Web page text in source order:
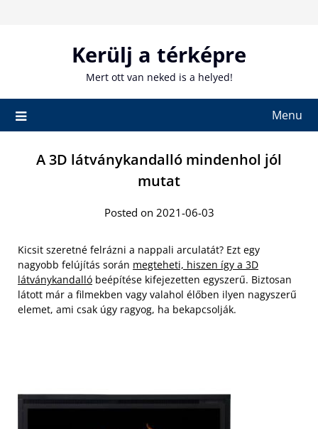
Kerülj a térképre
Mert ott van neked is a helyed!
Menu
A 3D látványkandalló mindenhol jól
mutat
Posted on 2021-06-03
Kicsit szeretné felrázni a nappali arculatát? Ezt egy
nagyobb felújítás során megteheti, hiszen így a 3D
látványkandalló beépítése kifejezetten egyszerű. Biztosan
látott már a filmekben vagy valahol élőben ilyen nagyszerű
elemet, ami csak úgy ragyog, ha bekapcsolják.